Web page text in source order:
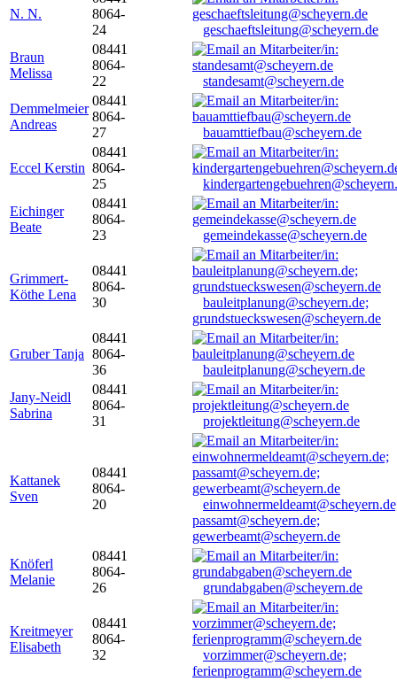
N. N.
8064-
24
geschaeftsleitung@scheyern.de
Braun
Melissa
08441
8064-
22
standesamt@scheyern.de
Demmelmeier
Andreas
08441
8064-
27
bauamttiefbau@scheyern.de
Eccel Kerstin
08441
8064-
25
Eichinger
Beate
08441
8064-
23
gemeindekasse@scheyern.de
Grimmert-
Köthe Lena
08441
8064-
30
bauleitplanung@scheyern.de;
grundstueckswesen@scheyern.de
Gruber Tanja
08441
8064-
36
bauleitplanung@scheyern.de
Jany-Neidl
Sabrina
08441
8064-
31
projektleitung@scheyern.de
Kattanek
Sven
08441
8064-
20
passamt@scheyern.de;
gewerbeamt@scheyern.de
Knöferl
Melanie
08441
8064-
26
grundabgaben@scheyern.de
Kreitmeyer
Elisabeth
08441
8064-
32
vorzimmer@scheyern.de;
ferienprogramm@scheyern.de